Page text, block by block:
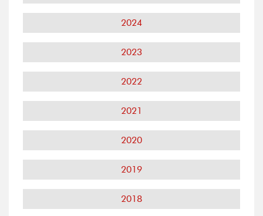
2024
2023
2022
2021
2020
2019
2018